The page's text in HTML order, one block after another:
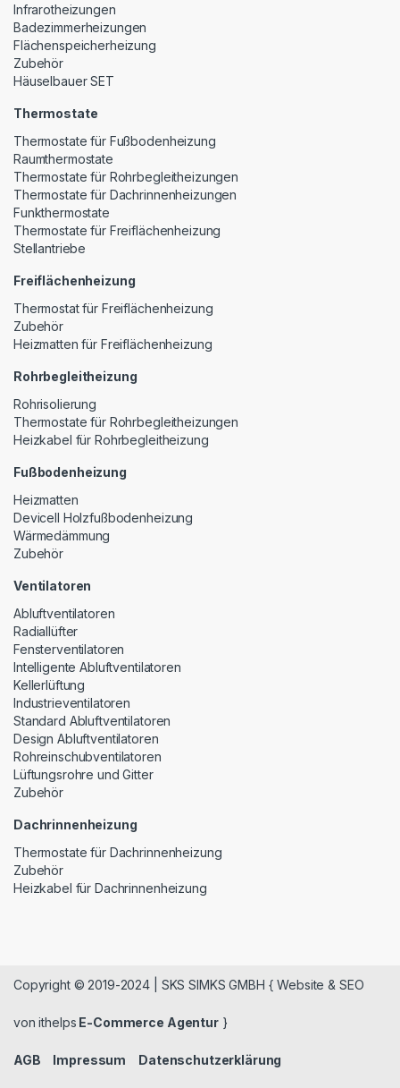
Infrarotheizungen
Badezimmerheizungen
Flächenspeicherheizung
Zubehör
Häuselbauer SET
Thermostate
Thermostate für Fußbodenheizung
Raumthermostate
Thermostate für Rohrbegleitheizungen
Thermostate für Dachrinnenheizungen
Funkthermostate
Thermostate für Freiflächenheizung
Stellantriebe
Freiflächenheizung
Thermostat für Freiflächenheizung
Zubehör
Heizmatten für Freiflächenheizung
Rohrbegleitheizung
Rohrisolierung
Thermostate für Rohrbegleitheizungen
Heizkabel für Rohrbegleitheizung
Fußbodenheizung
Heizmatten
Devicell Holzfußbodenheizung
Wärmedämmung
Zubehör
Ventilatoren
Abluftventilatoren
Radiallüfter
Fensterventilatoren
Intelligente Abluftventilatoren
Kellerlüftung
Industrieventilatoren
Standard Abluftventilatoren
Design Abluftventilatoren
Rohreinschubventilatoren
Lüftungsrohre und Gitter
Zubehör
Dachrinnenheizung
Thermostate für Dachrinnenheizung
Zubehör
Heizkabel für Dachrinnenheizung
Copyright © 2019-2024 | SKS SIMKS GMBH { Website & SEO
von ithelps E-Commerce Agentur}
AGB Impressum Datenschutzerklärung